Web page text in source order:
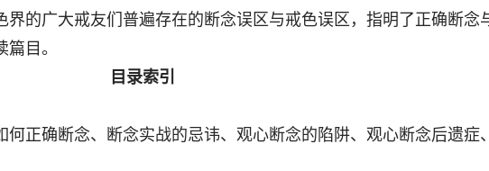
界的广大戒友们普遍存在的断念误区与戒色误区，指明了正确断念
目。
目录索引
何正确断念、断念实战的忌讳、观心断念的陷阱、观心断念后遗症、